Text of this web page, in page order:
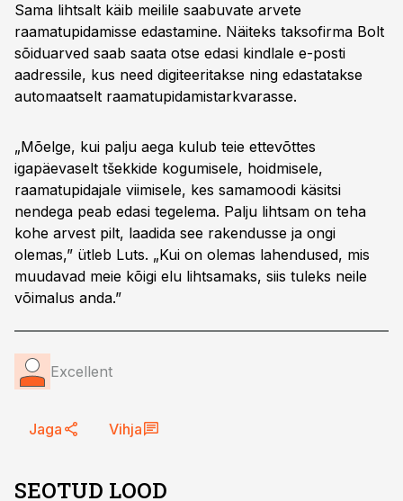
Sama lihtsalt käib meilile saabuvate arvete
raamatupidamisse edastamine. Näiteks taksofirma Bolt
sõiduarved saab saata otse edasi kindlale e-posti
aadressile, kus need digiteeritakse ning edastatakse
automaatselt raamatupidamistarkvarasse.
„Mõelge, kui palju aega kulub teie ettevõttes
igapäevaselt tšekkide kogumisele, hoidmisele,
raamatupidajale viimisele, kes samamoodi käsitsi
nendega peab edasi tegelema. Palju lihtsam on teha
kohe arvest pilt, laadida see rakendusse ja ongi
olemas,” ütleb Luts. „Kui on olemas lahendused, mis
muudavad meie kõigi elu lihtsamaks, siis tuleks neile
võimalus anda.”
Excellent
Jaga Vihja
SEOTUD LOOD